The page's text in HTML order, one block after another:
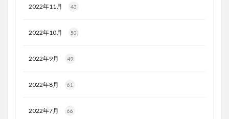
2022年11月 43
2022年10月 50
2022年9月 49
2022年8月 61
2022年7月 66